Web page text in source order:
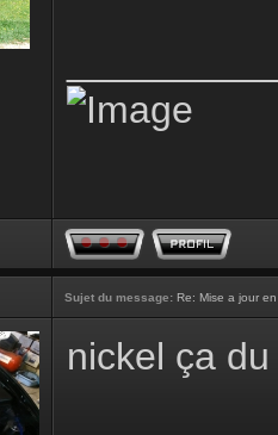
Sujet du message: Re: Mise a jour
nickel ça